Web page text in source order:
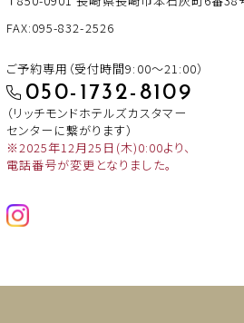
FAX:095-832-2526
ご予約専用（受付時間9:00～21:00）
050-1732-8109
（リッチモンドホテルズカスタマー
センターに繋がります）
※2025年12月25日(木)0:00より、
電話番号が変更となりました。